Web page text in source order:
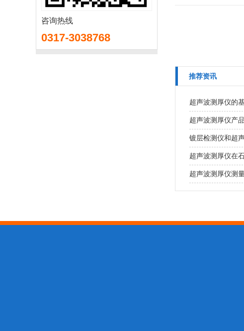
咨询热线
0317-3038768
推荐资讯
超声波测厚仪的
超声波测厚仪产
镀层检测仪和超
超声波测厚仪在
超声波测厚仪测